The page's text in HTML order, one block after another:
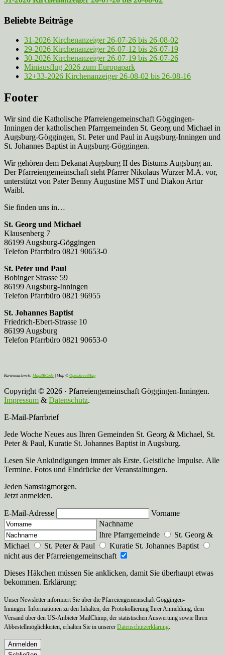
Beliebte Beiträge
31-2026 Kirchenanzeiger 26-07-26 bis 26-08-02
29-2026 Kirchenanzeiger 26-07-12 bis 26-07-19
30-2026 Kirchenanzeiger 26-07-19 bis 26-07-26
Miniausflug 2026 zum Europapark
32+33-2026 Kirchenanzeiger 26-08-02 bis 26-08-16
Footer
Wir sind die Katholische Pfarreien­gemeinschaft Göggingen-
Inningen der katholischen Pfarrgemeinden St. Georg und Michael in
Augsburg-Göggingen, St. Peter und Paul in Augsburg-Inningen und
St. Johannes Baptist in Augsburg-Göggingen.
Wir gehören dem Dekanat Augsburg II des Bistums Augsburg an.
Der Pfarreien­gemeinschaft steht Pfarrer Nikolaus Wurzer M.A. vor,
unterstützt von Pater Benny Augustine MST und Diakon Artur
Waibl.
Sie finden uns in…
St. Georg und Michael
Klausenberg 7
86199 Augsburg-Göggingen
Telefon Pfarrbüro 0821 90653-0
St. Peter und Paul
Bobinger Strasse 59
86199 Augsburg-Inningen
Telefon Pfarrbüro 0821 96955
St. Johannes Baptist
Friedrich-Ebert-Strasse 10
86199 Augsburg
Telefon Pfarrbüro 0821 90653-0
Kartennachweis: MapBBCode | Map © OpenStreetMap
Copyright © 2026 · Pfarreiengemeinschaft Göggingen-Inningen.
Impressum & Datenschutz.
E-Mail-Pfarrbrief
Jede Woche Neues aus Ihren Gemeinden St. Georg & Michael, St.
Peter & Paul, Kuratie St. Johannes Baptist in Augsburg.
Lesen Sie Ankündigungen immer als Erste. Geistliche Impulse. Alle
Termine. Fotos und Eindrücke der Veranstaltungen.
Jeden Samstagmorgen.
Jetzt anmelden.
E-Mail-Adresse
Vorname
Nachname
Ihre Pfarrgemeinde
St. Georg &
Michael
St. Peter & Paul
Kuratie St. Johannes Baptist
nicht aus der Pfarreiengemeinschaft
Dieses Häkchen müssen Sie anklicken, damit Sie überhaupt etwas
bekommen. Erklärung:
Unser Newsletter informiert Sie über die Pfarreiengemeinschaft Göggingen-
Inningen. Informationen zu den Inhalten, der Protokollierung Ihrer Anmeldung, dem
Versand über den US-Anbieter MailChimp, der statistischen Auswertung sowie Ihren
Abbestellmöglichkeiten, erhalten Sie in unserer Datenschutzerklärung
Anmelden